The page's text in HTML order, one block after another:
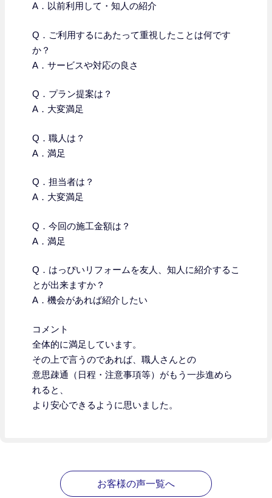
A．以前利用して・知人の紹介
Q．ご利用するにあたって重視したことは何です
か？
A．サービスや対応の良さ
Q．プラン提案は？
A．大変満足
Q．職人は？
A．満足
Q．担当者は？
A．大変満足
Q．今回の施工金額は？
A．満足
Q．はっぴいリフォームを友人、知人に紹介するこ
とが出来ますか？
A．機会があれば紹介したい
コメント
全体的に満足しています。
その上で言うのであれば、職人さんとの
意思疎通（日程・注意事項等）がもう一歩進めら
れると、
より安心できるように思いました。
お客様の声一覧へ